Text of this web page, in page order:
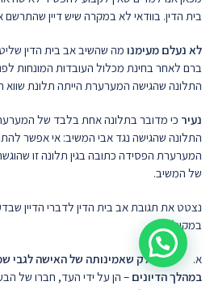
בית הדין. בוודאי לא במקרה שיש דיין
לא נעלם מעימנו מה שהשיב אב בית הדין
ברם לאחר בחינת מכלול העובדות המונחות
התלונה שהגישה המערערת הייתה תלונת
נעיר כי מדובר בתלונה אחת בלבד של
התלונה שהגישה נגד אבי המשיב: אי אפשר
המערערת הפסידה כתובה בגין תלונה זו
של המשיב.
נצטט את תגובת אב בית הדין לדברי הדיין
במקור):
א. אין חולק שאמינותה של האישה
במהלך הדיונים – הן על ידי העד, חברו של